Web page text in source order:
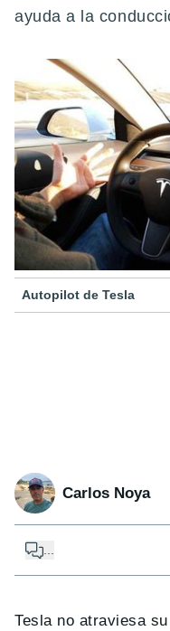
ayuda a la
Autopilot de Tesla
Carlos Noya
...
Tesla no atraviesa